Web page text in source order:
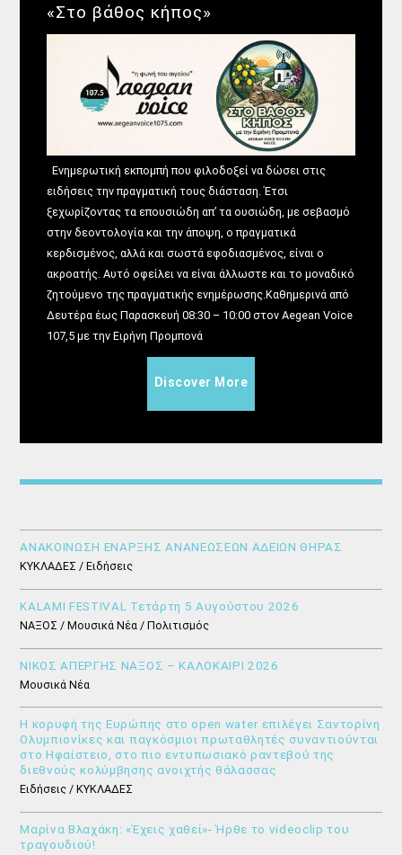
«Στο βάθος κήπος»
Ενημερωτική εκπομπή που φιλοδοξεί να δώσει στις
ειδήσεις την πραγματική τους διάσταση. Έτσι
ξεχωρίζοντας τα επουσιώδη απ’ τα ουσιώδη, με σεβασμό
στην δεοντολογία και την άποψη, ο πραγματικά
κερδισμένος, αλλά και σωστά εφοδιασμένος, είναι ο
ακροατής. Αυτό οφείλει να είναι άλλωστε και το μοναδικό
ζητούμενο της πραγματικής ενημέρωσης.Καθημερινά από
Δευτέρα έως Παρασκευή 08:30 – 10:00 στον Aegean Voice
107,5 με την Ειρήνη Προμπονά
Discover More
ΑΝΑΚΟΙΝΩΣΗ ΕΝΑΡΞΗΣ ΑΝΑΝΕΩΣΕΩΝ ΑΔΕΙΩΝ ΘΗΡΑΣ
ΚΥΚΛΑΔΕΣ / Ειδήσεις
KALAMI FESTIVAL Τετάρτη 5 Αυγούστου 2026
ΝΑΞΟΣ / Μουσικά Νέα / Πολιτισμός
ΝΙΚΟΣ ΑΠΕΡΓΗΣ ΝΑΞΟΣ – ΚΑΛΟΚΑΙΡΙ 2026
Μουσικά Νέα
Η κορυφή της Ευρώπης στο open water επιλέγει Σαντορίνη
Ολυμπιονίκες και παγκόσμιοι πρωταθλητές συναντιούνται
στο Ηφαίστειο, στο πιο εντυπωσιακό ραντεβού της
διεθνούς κολύμβησης ανοιχτής θάλασσας
Ειδήσεις / ΚΥΚΛΑΔΕΣ
Μαρίνα Βλαχάκη: «Έχεις χαθεί»- Ήρθε το videoclip του
τραγουδιού!